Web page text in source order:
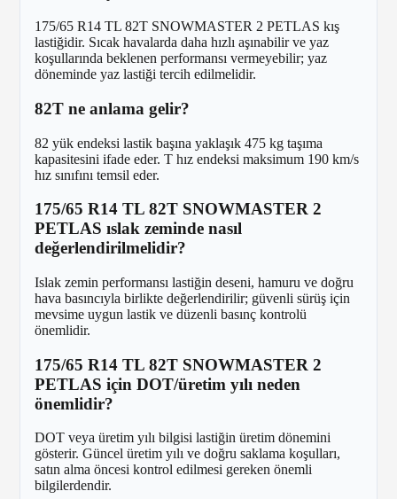
175/65 R14 TL 82T SNOWMASTER 2 PETLAS kış
lastiğidir. Sıcak havalarda daha hızlı aşınabilir ve yaz
koşullarında beklenen performansı vermeyebilir; yaz
döneminde yaz lastiği tercih edilmelidir.
82T ne anlama gelir?
82 yük endeksi lastik başına yaklaşık 475 kg taşıma
kapasitesini ifade eder. T hız endeksi maksimum 190 km/s
hız sınıfını temsil eder.
175/65 R14 TL 82T SNOWMASTER 2
PETLAS ıslak zeminde nasıl
değerlendirilmelidir?
Islak zemin performansı lastiğin deseni, hamuru ve doğru
hava basıncıyla birlikte değerlendirilir; güvenli sürüş için
mevsime uygun lastik ve düzenli basınç kontrolü
önemlidir.
175/65 R14 TL 82T SNOWMASTER 2
PETLAS için DOT/üretim yılı neden
önemlidir?
DOT veya üretim yılı bilgisi lastiğin üretim dönemini
gösterir. Güncel üretim yılı ve doğru saklama koşulları,
satın alma öncesi kontrol edilmesi gereken önemli
bilgilerdendir.